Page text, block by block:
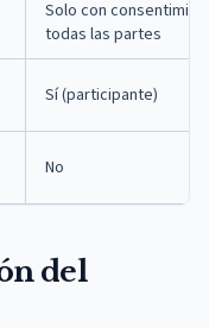
Solo con
todas las partes
Sí (participante)
No
del